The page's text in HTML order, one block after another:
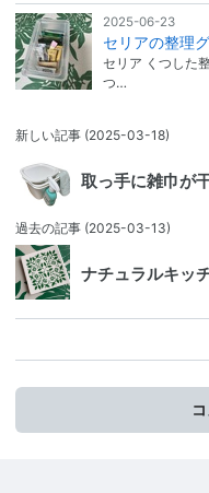
2025-06-23
セリアの整理
セリア くつした
つ…
新しい記事 (2025-03-18)
取っ手に雑巾が
過去の記事 (2025-03-13)
ナチュラルキッ